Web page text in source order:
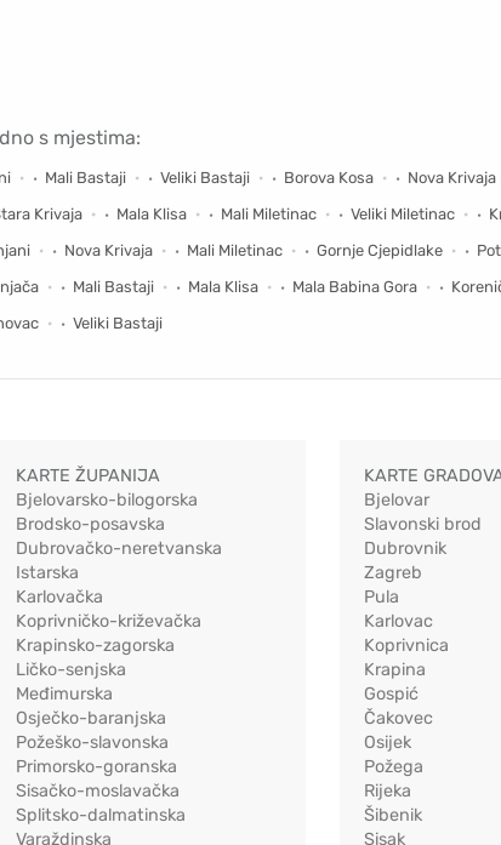
s mjestima:
Mali Bastaji Veliki Bastaji Borova Kosa Nova Krivaja
Krivaja Mala Klisa Mali Miletinac Veliki Miletinac
Nova Krivaja Mali Miletinac Gornje Cjepidlake
Mali Bastaji Mala Klisa Mala Babina Gora
Veliki Bastaji
KARTE ŽUPANIJA
Bjelovarsko-bilogorska
Brodsko-posavska
Dubrovačko-neretvanska
Istarska
Karlovačka
Koprivničko-križevačka
Krapinsko-zagorska
Ličko-senjska
Međimurska
Osječko-baranjska
Požeško-slavonska
Primorsko-goranska
Sisačko-moslavačka
Splitsko-dalmatinska
Varaždinska
KARTE
Bjelovar
Slavonski brod
Dubrovnik
Zagreb
Pula
Karlovac
Koprivnica
Krapina
Gospić
Čakovec
Osijek
Požega
Rijeka
Šibenik
Sisak